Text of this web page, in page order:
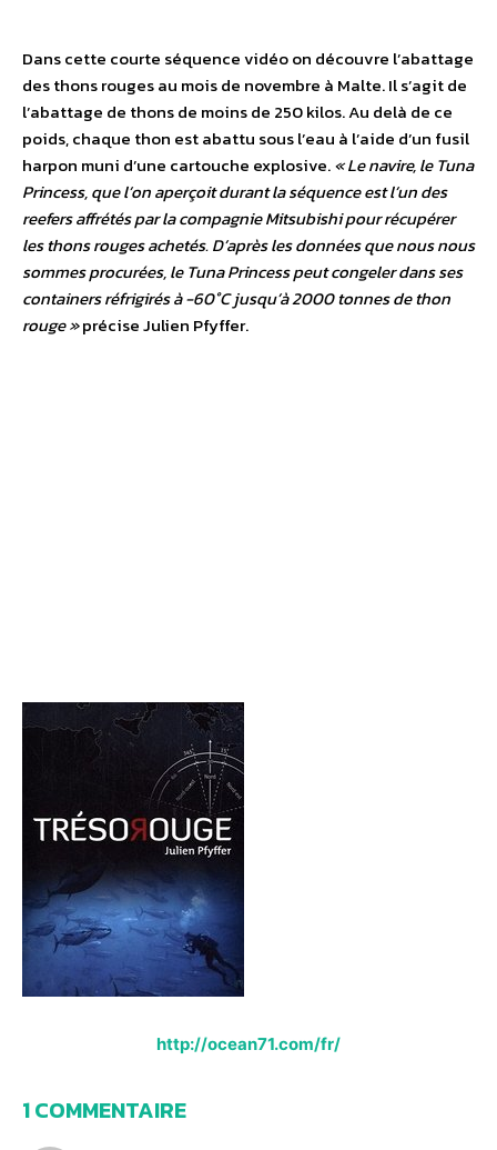
Dans cette courte séquence vidéo on découvre l’abattage
des thons rouges au mois de novembre à Malte. Il s’agit de
l’abattage de thons de moins de 250 kilos. Au delà de ce
poids, chaque thon est abattu sous l’eau à l’aide d’un fusil
harpon muni d’une cartouche explosive.« Le navire, le Tuna
Princess, que l’on aperçoit durant la séquence est l’un des
reefers affrétés par la compagnie Mitsubishi pour récupérer
les thons rouges achetés. D’après les données que nous nous
sommes procurées, le Tuna Princess peut congeler dans ses
containers réfrigirés à -60°C jusqu’à 2000 tonnes de thon
rouge »précise Julien Pfyffer.
http://ocean71.com/fr/
1 COMMENTAIRE